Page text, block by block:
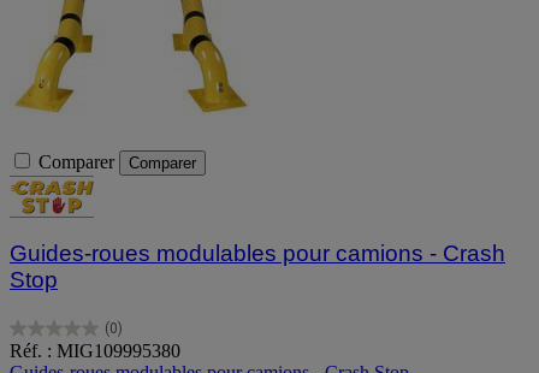
situations.
Comparer Comparer
Guides-roues modulables pour camions - Crash
Stop
(0)
0.0
sur
Réf. : MIG109995380